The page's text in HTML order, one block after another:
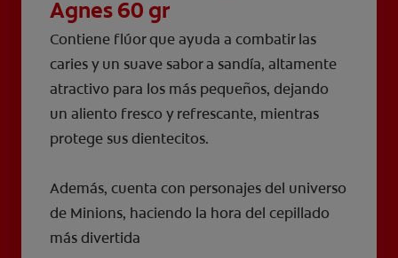
Agnes 60 gr
Contiene flúor que ayuda a combatir las
caries y un suave sabor a sandía, altamente
atractivo para los más pequeños, dejando
un aliento fresco y refrescante, mientras
protege sus dientecitos.
Además, cuenta con personajes del universo
de Minions, haciendo la hora del cepillado
más divertida